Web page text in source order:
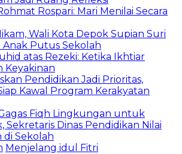
Rospari: Mari Menilai Secara
Wali Kota Depok Supian Suri
Anak Putus Sekolah
atas Rezeki: Ketika Ikhtiar
Keyakinan
Pendidikan Jadi Prioritas,
Kawal Program Kerakyatan
Fiqh Lingkungan untuk
Sekretaris Dinas Pendidikan Nilai
di Sekolah
Menjelang idul Fitri